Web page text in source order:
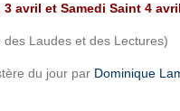
avril et Samedi Saint 4 avril
Laudes et des Lectures)
du jour par Dominique